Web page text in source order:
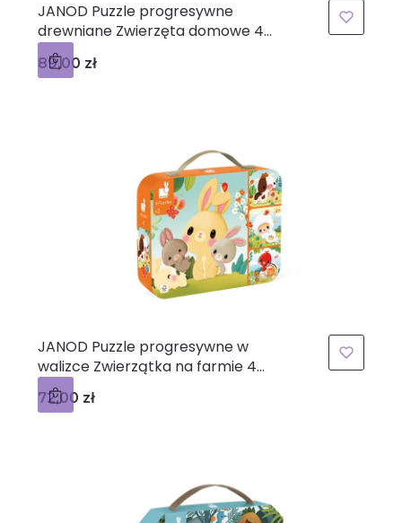
JANOD Puzzle progresywne
drewniane Zwierzęta domowe 4
układanki – 2, 3, 4 i 5 elementów 18
m+
Cena
89,00 zł
JANOD Puzzle progresywne w
walizce Zwierzątka na farmie 4
układanki – 6, 9, 12 i 16 elementów 2+
Cena
72,00 zł